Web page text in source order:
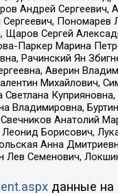
Андрей
Сергей
Паркер Марина
Рачинский Ян
Аверин
Михайлович,
Владимировна,
Анатолий
Борисович,
Анна
Лев Семенович,
данные на